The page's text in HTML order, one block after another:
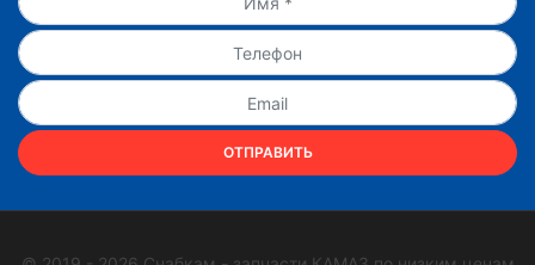
ОТПРАВИТЬ